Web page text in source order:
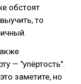
обстоят
то
— "упёртость".
заметите, но